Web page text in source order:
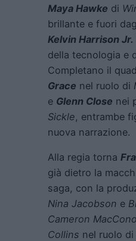
Maya Hawke di
brillante e fuori
Kelvin Harrison Jr.
della tecnologia e
Completano il
Grace nel ruolo di
e Glenn Close nei
Sickle, entrambe
nuova narrazione.
Alla regia torna
già dietro la
saga, con la
Nina Jacobson e
Cameron
Collins nel ruolo